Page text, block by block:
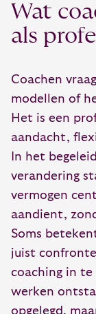
Wat
als
Coachen
modellen of
Het is een
aandacht,
In het
verandering
vermogen
aandient,
Soms
juist
coaching in
werken
opgelegd,